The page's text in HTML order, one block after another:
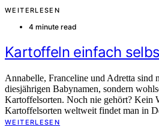
WEITERLESEN
4 minute read
Kartoffeln einfach
Annabelle, Franceline und Adretta sind
diesjährigen Babynamen, sondern
Kartoffelsorten. Noch nie gehört? Kein
Kartoffelsorten weltweit findet man in
WEITERLESEN